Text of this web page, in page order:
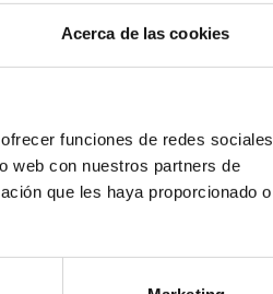
Acerca de las cookies
funciones de redes sociales
web con nuestros partners de
que les haya proporcionado o